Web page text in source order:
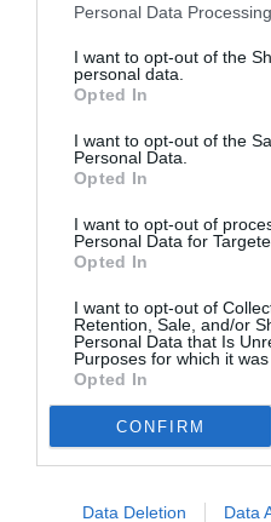
Personal Data
I want to opt-out of the
personal data.
Opted In
I want to opt-out of the
Personal Data.
Opted In
I want to opt-out of
Personal Data for
Opted In
I want to opt-out of
Retention, Sale, and/or
Personal Data that Is
Purposes for which it was
Opted In
CONFIRM
Data Deletion Data
un insecticid, deltametrin).
Compania a răspuns
supermarketurile
penalizat pentru prezența
„crescute semnificativ”,
urme de hidrocarburi
un pesticid (nespecificat).
produsele Casolare bio
„crescut semnificativ”,
affaritaliani.it.
Rovigo, camion cu
fără etichete, Garda de